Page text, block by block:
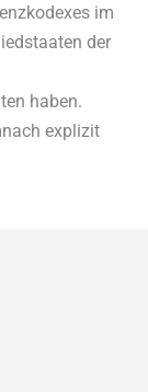
im
der
haben.
explizit